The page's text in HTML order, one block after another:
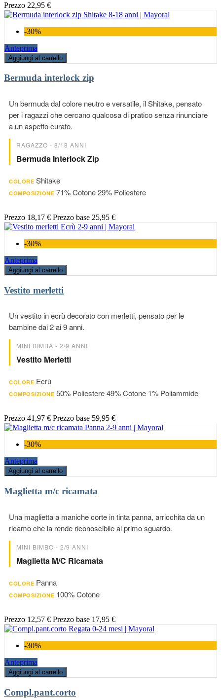
Prezzo 22,95 €
-30%
Anteprima
Aggiungi al carrello
Bermuda interlock zip
Un bermuda dal colore neutro e versatile, il Shitake, pensato
per i ragazzi che cercano qualcosa di pratico senza rinunciare
a un aspetto curato.
RAGAZZO - 8/18 ANNI
Bermuda Interlock Zip
COLORE Shitake
COMPOSIZIONE 71% Cotone 29% Poliestere
Prezzo 18,17 € Prezzo base 25,95 €
-30%
Anteprima
Aggiungi al carrello
Vestito merletti
Un vestito in ecrù decorato con merletti, pensato per le
bambine dai 2 ai 9 anni.
MINI BIMBA - 2/9 ANNI
Vestito Merletti
COLORE Ecrù
COMPOSIZIONE 50% Poliestere 49% Cotone 1% Poliammide
Prezzo 41,97 € Prezzo base 59,95 €
-30%
Anteprima
Aggiungi al carrello
Maglietta m/c ricamata
Una maglietta a maniche corte in tinta panna, arricchita da un
ricamo che la rende riconoscibile al primo sguardo.
MINI BIMBO - 2/9 ANNI
Maglietta M/c Ricamata
COLORE Panna
COMPOSIZIONE 100% Cotone
Prezzo 12,57 € Prezzo base 17,95 €
-30%
Anteprima
Aggiungi al carrello
Compl.pant.corto